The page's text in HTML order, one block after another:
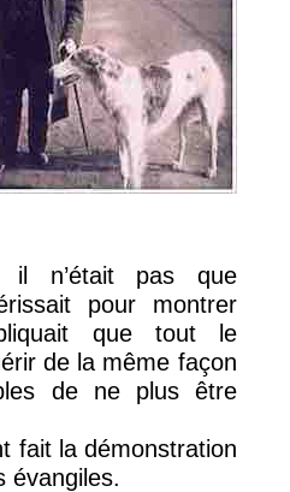
il n’était pas que
pour montrer
que tout le
de la même façon
de ne plus être
fait la démonstration
évangiles.